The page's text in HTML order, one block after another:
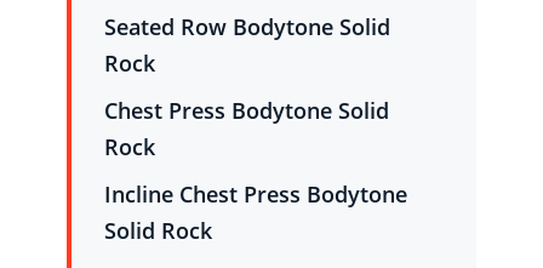
Seated Row Bodytone Solid
Rock
Chest Press Bodytone Solid
Rock
Incline Chest Press Bodytone
Solid Rock